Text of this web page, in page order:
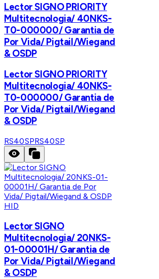
Lector SIGNO PRIORITY
Multitecnologia/ 40NKS-
T0-000000/ Garantia de
Por Vida/ Pigtail/Wiegand
& OSDP
Lector SIGNO PRIORITY
Multitecnologia/ 40NKS-
T0-000000/ Garantia de
Por Vida/ Pigtail/Wiegand
& OSDP
RS40SPRS40SP
HID
Lector SIGNO
Multitecnologia/ 20NKS-
01-00001H/ Garantia de
Por Vida/ Pigtail/Wiegand
& OSDP